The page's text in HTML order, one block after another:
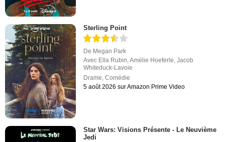
Sterling Point
De Megan Park
Avec Ella Rubin,Amélie Hoeferle,Jacob
Whiteduck-Lavoie
Drame,Comédie
5 août 2026 sur Amazon Prime Video
Star Wars: Visions Présente - Le Neuvième
Jedi